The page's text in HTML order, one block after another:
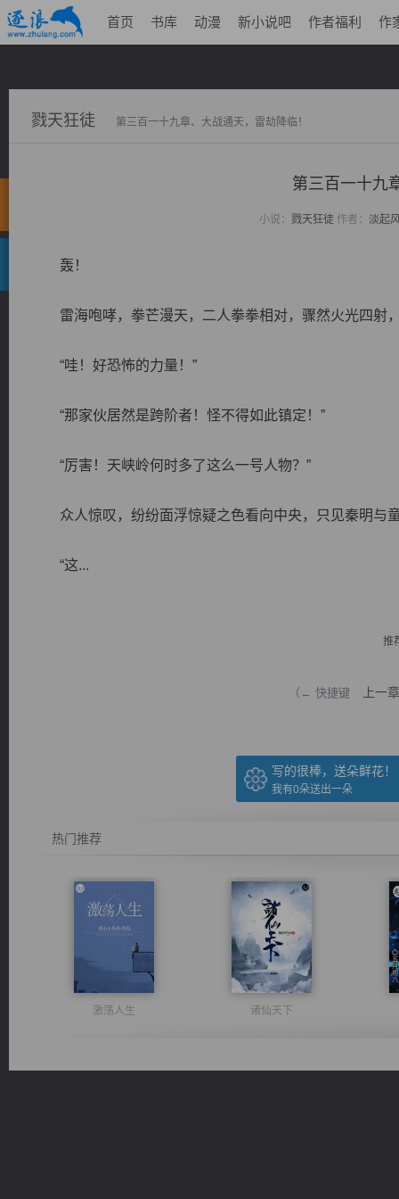
首页 书库 动漫 新小说吧 作者福利 作
戮天狂徒 第三百一十九章、大战通天，雷劫降临！
第三百一十九
小说： 戮天狂徒作者： 淡起
轰！
雷海咆哮，拳芒漫天，二人拳拳相对，骤然火光四射
“哇！好恐怖的力量！”
“那家伙居然是跨阶者！怪不得如此镇定！”
“厉害！天峡岭何时多了这么一号人物？”
众人惊叹，纷纷面浮惊疑之色看向中央，只见秦明与
“这...
推
（← 快捷键 上一章
写的很棒，送朵鲜花！
我有0朵送出一朵
热门推荐
激荡人生 诸仙天下